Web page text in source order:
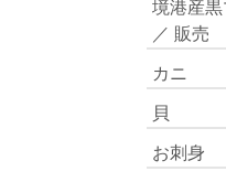
境港産
／ 販売
カニ
貝
お刺身